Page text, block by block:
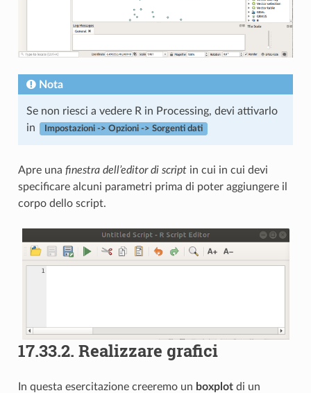
Nota
Se non riesci a vedere R in Processing, devi attivarlo
in
Impostazioni -> Opzioni -> Sorgenti dati
Apre una finestra dell’editor di scriptin cui in cui devi
specificare alcuni parametri prima di poter aggiungere il
corpo dello script.
17.33.2. Realizzare grafici
In questa esercitazione creeremo un boxplotdi un